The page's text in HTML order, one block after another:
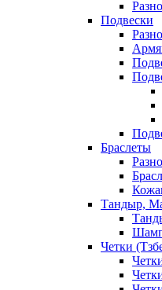
Подвески
Браслеты
Тандыр,
Четки